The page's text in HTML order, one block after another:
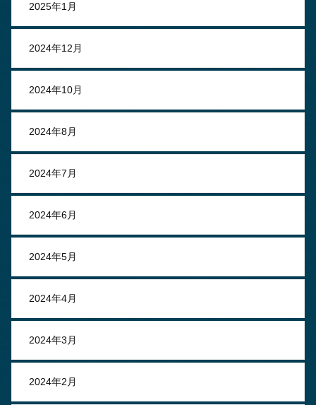
2025年1月
2024年12月
2024年10月
2024年8月
2024年7月
2024年6月
2024年5月
2024年4月
2024年3月
2024年2月